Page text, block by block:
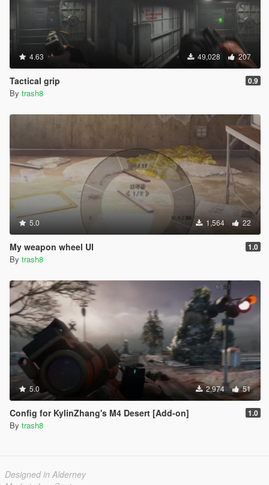
4.63 49,028 207
Tactical grip 0.9
By trash8
5.0 1,564 22
My weapon wheel UI 1.0
By trash8
5.0 2,974 51
Config for KylinZhang's M4 Desert [Add-on] 1.0
By trash8
Designed in Alderney